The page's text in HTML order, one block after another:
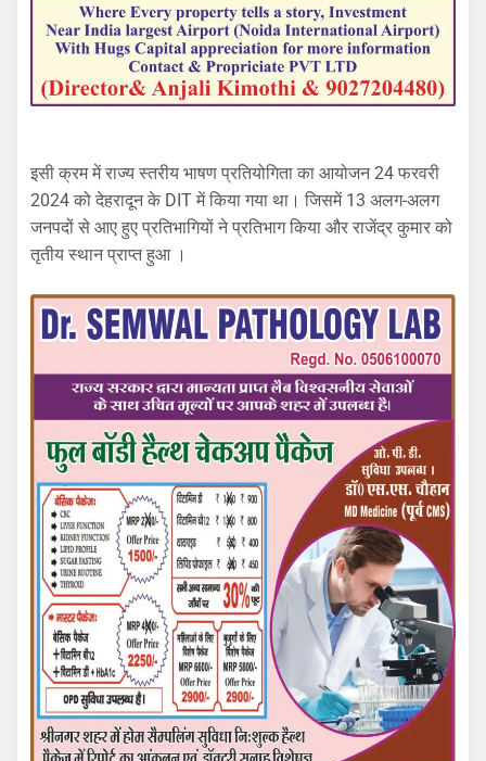
इसी क्रम में राज्य स्तरीय भाषण प्रतियोगिता का आयोजन 24 फरवरी
2024 को देहरादून के DIT में किया गया था। जिसमें 13 अलग-अलग
जनपदों से आए हुए प्रतिभागियों ने प्रतिभाग किया और राजेंद्र कुमार को
तृतीय स्थान प्राप्त हुआ ।